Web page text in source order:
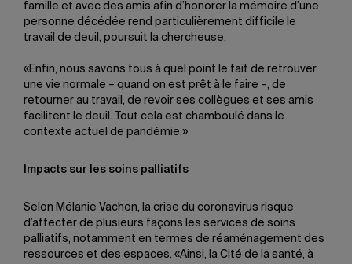
famille et avec des amis afin d’honorer la mémoire d’une
personne décédée rend particulièrement difficile le
travail de deuil, poursuit la chercheuse.
«Enfin, nous savons tous à quel point le fait de retrouver
une vie normale – quand on est prêt à le faire –, de
retourner au travail, de revoir ses collègues et ses amis
facilitent le deuil. Tout cela est chamboulé dans le
contexte actuel de pandémie.»
Impacts sur les soins palliatifs
Selon Mélanie Vachon, la crise du coronavirus risque
d’affecter de plusieurs façons les services de soins
palliatifs, notamment en termes de réaménagement des
ressources et des espaces. «Ainsi, la Cité de la santé, à